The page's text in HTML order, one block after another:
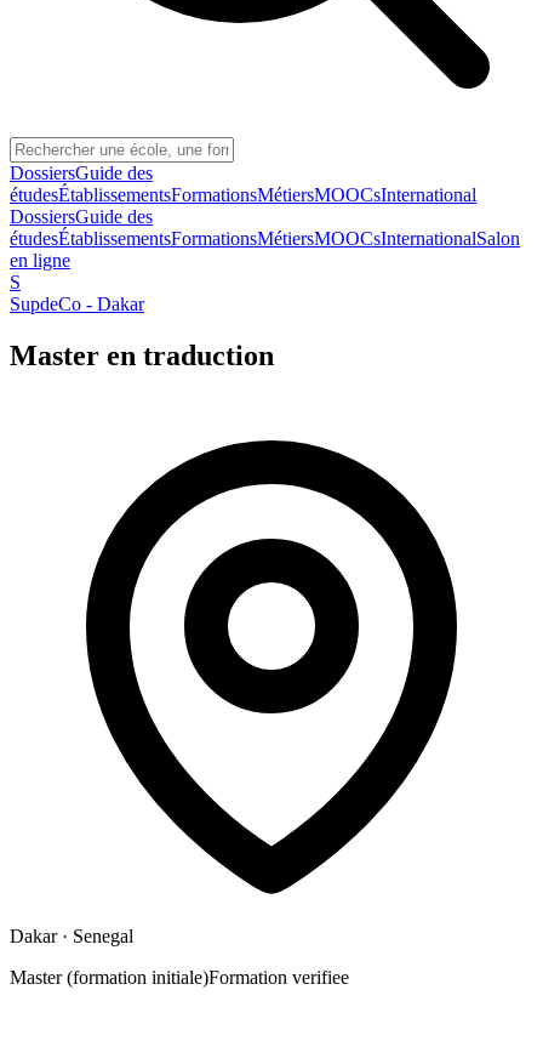
DossiersGuide des
étudesÉtablissementsFormationsMétiersMOOCsInternational
DossiersGuide des
étudesÉtablissementsFormationsMétiersMOOCsInternationalSalon
en ligne
S
SupdeCo - Dakar
Master en traduction
Dakar· Senegal
Master (formation initiale)Formation verifiee